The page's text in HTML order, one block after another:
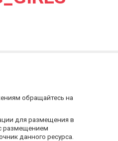
обращайтесь на
для размещения в
размещением
данного ресурса.